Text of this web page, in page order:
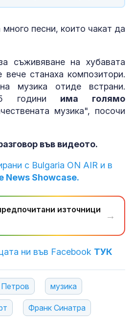
песни, които чакат да
съживяване на хубавата
станаха композитори.
музика отиде встрани.
5 години има голямо
музика", посочи
във видеото.
с Bulgaria ON AIR и в
News Showcase.
източници
→
ни във Facebook ТУК
музика
Франк Синатра